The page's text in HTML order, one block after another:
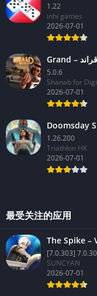
1.22
inhi games
2026-07-01
Grand – قراند
5.0.6
Shanab for
2026-07-01
Doomsday
1.26.200
Triathlon HK
2026-07-01
最受关注的应用
The Spike –
[7.0.303]
SUNCYAN
2026-07-01